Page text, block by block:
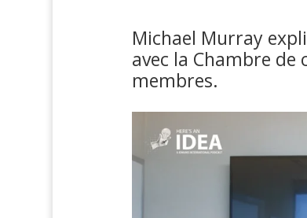
Michael Murray
avec la Chambre
membres.